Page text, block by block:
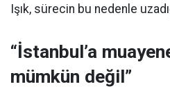
Işık, sürecin bu nedenle
“İstanbul’a
mümkün değil”